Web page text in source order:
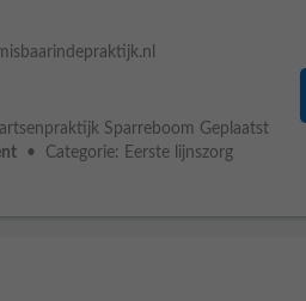
Sparreboom Geplaatst
• Categorie: Eerste lijnszorg